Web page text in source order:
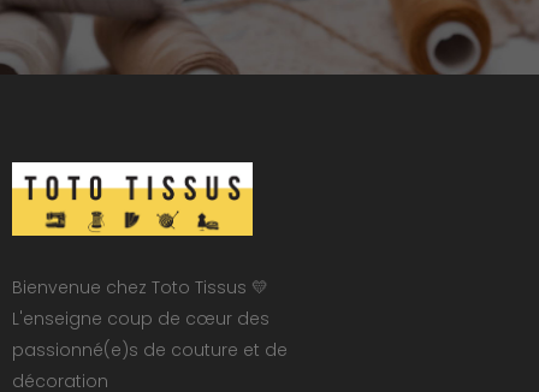
Bienvenue chez Toto Tissus 💛
L'enseigne coup de cœur des
passionné(e)s de couture et de
décoration